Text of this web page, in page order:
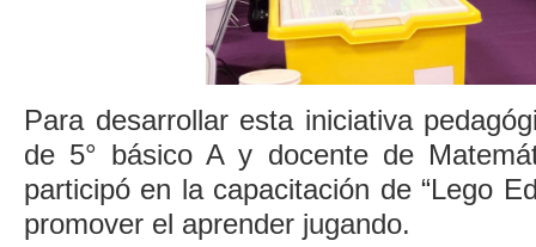
Para desarrollar esta iniciativa
de 5° básico A y docente de
participó en la capacitación de “Lego
promover el aprender jugando.